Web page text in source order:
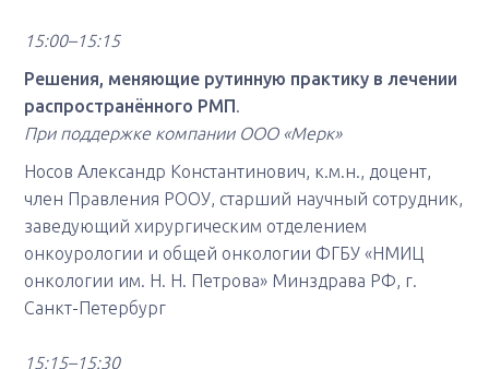
15:00–15:15
Решения, меняющие рутинную практику в лечении
распространённого РМП.
При поддержке компании ООО «Мерк»
Носов Александр Константинович, к.м.н., доцент,
член Правления РООУ, старший научный сотрудник,
заведующий хирургическим отделением
онкоурологии и общей онкологии ФГБУ «НМИЦ
онкологии им. Н. Н. Петрова» Минздрава РФ, г.
Санкт-Петербург
15:15–15:30